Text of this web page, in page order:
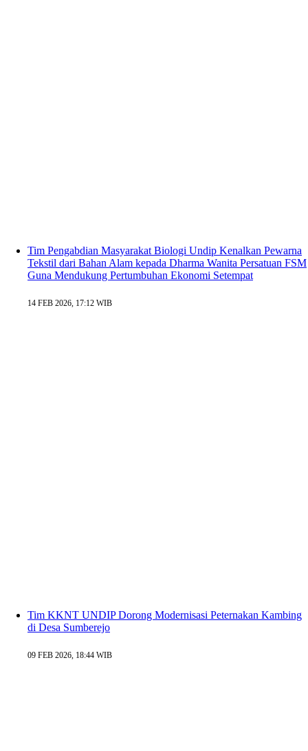
Tim Pengabdian Masyarakat Biologi Undip Kenalkan Pewarna
Tekstil dari Bahan Alam kepada Dharma Wanita Persatuan FSM
Guna Mendukung Pertumbuhan Ekonomi Setempat
14 FEB 2026, 17:12 WIB
Tim KKNT UNDIP Dorong Modernisasi Peternakan Kambing
di Desa Sumberejo
09 FEB 2026, 18:44 WIB